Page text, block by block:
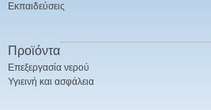
Εκπαιδεύσεις
Προϊόντα
Επεξεργασία νερού
Υγιεινή και ασφάλεια